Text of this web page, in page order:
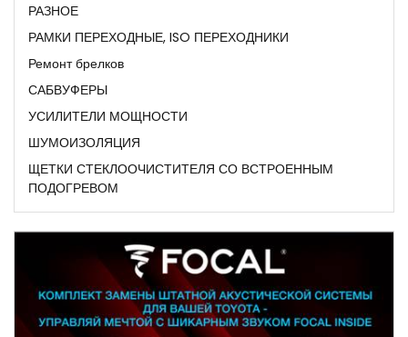
РАЗНОЕ
РАМКИ ПЕРЕХОДНЫЕ, ISO ПЕРЕХОДНИКИ
Ремонт брелков
САБВУФЕРЫ
УСИЛИТЕЛИ МОЩНОСТИ
ШУМОИЗОЛЯЦИЯ
ЩЕТКИ СТЕКЛООЧИСТИТЕЛЯ СО ВСТРОЕННЫМ
ПОДОГРЕВОМ